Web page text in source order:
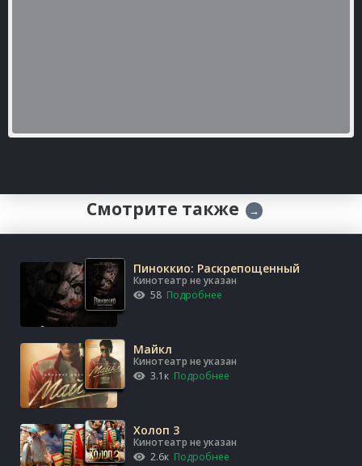
Смотрите также →
Пиноккио: Раскрепощенный
Кинотеатр не указан
58 Подробнее
Майкл
Кинотеатр не указан
3.1к Подробнее
Холоп 3
Кинотеатр не указан
2.6к Подробнее